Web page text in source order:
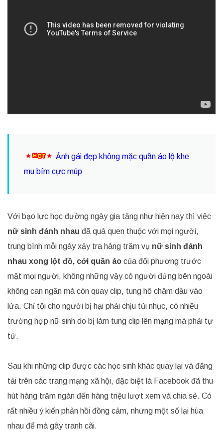
Ảnh gái đẹp không mặc quần áo lộ khe
mu bím cực múp
Với bạo lực học đường ngày gia tăng như hiện nay thì việc
nữ sinh đánh nhau đã quá quen thuộc với mọi người,
trung bình mỗi ngày xảy tra hàng trăm vụ nữ sinh đánh
nhau xong lột đồ, cởi quần áo của đối phương trước
mặt mọi người, không những vậy có người đứng bên ngoài
không can ngăn mà còn quay clip, tung hô châm dầu vào
lửa. Chỉ tội cho người bị hại phải chịu tủi nhục, có nhiều
trường hợp nữ sinh do bị làm tung clip lên mạng mà phải tự
tử.
Sau khi những clip được các học sinh khác quay lại và đăng
tải trên các trang mạng xã hội, đặc biệt là Facebook đã thu
hút hàng trăm ngàn đến hàng triệu lượt xem và chia sẻ. Có
rất nhiều ý kiến phản hồi đồng cảm, nhưng một số lại hùa
nhau để mà gây tranh cãi.